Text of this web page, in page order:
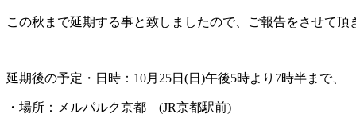
この秋まで延期する事と致しましたので、ご報告をさせて頂
延期後の予定・日時：10月25日(日)午後5時より7時半まで、
・場所：メルパルク京都 (JR京都駅前)